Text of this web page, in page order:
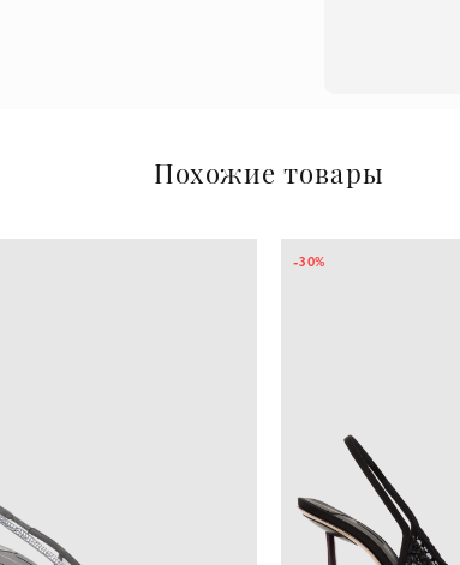
Похожие товары
-30%